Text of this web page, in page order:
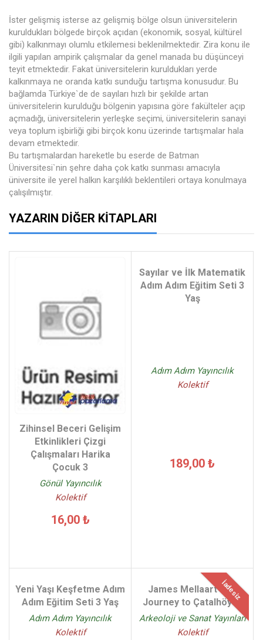
İster gelişmiş isterse az gelişmiş bölge olsun üniversitelerin
kuruldukları bölgede birçok açıdan (ekonomik, sosyal, kültürel
gibi) kalkınmayı olumlu etkilemesi beklenilmektedir. Zira konu ile
ilgili yapılan ampirik çalışmalar da genel manada bu düşünceyi
teyit etmektedir. Fakat üniversitelerin kuruldukları yerde
kalkınmaya ne oranda katkı sunduğu tartışma konusudur. Bu
bağlamda Türkiye`de de sayıları hızlı bir şekilde artan
üniversitelerin kurulduğu bölgenin yapısına göre fakülteler açıp
açmadığı, üniversitelerin yerleşke seçimi, üniversitelerin sanayi
veya toplum işbirliği gibi birçok konu üzerinde tartışmalar hala
devam etmektedir.
Bu tartışmalardan hareketle bu eserde de Batman
Üniversitesi`nin şehre daha çok katkı sunması amacıyla
üniversite ile yerel halkın karşılıklı beklentileri ortaya konulmaya
çalışılmıştır.
YAZARIN DIĞER KITAPLARI
Zihinsel Beceri Gelişim
Etkinlikleri Çizgi
Çalışmaları Harika
Çocuk 3
Gönül Yayıncılık
Kolektif
16,00 ₺
Sayılar ve İlk Matematik
Adım Adım Eğitim Seti 3
Yaş
Adım Adım Yayıncılık
Kolektif
189,00 ₺
Yeni Yaşı Keşfetme Adım
Adım Eğitim Seti 3 Yaş
Adım Adım Yayıncılık
Kolektif
İadesiz
James Mellaart The
Journey to Çatalhöyük
Arkeoloji ve Sanat Yayınları
Kolektif